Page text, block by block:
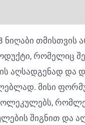
ნიღაბი თმისთვის
რომელიც
აღსადგენად და
მისი
შიგნით და